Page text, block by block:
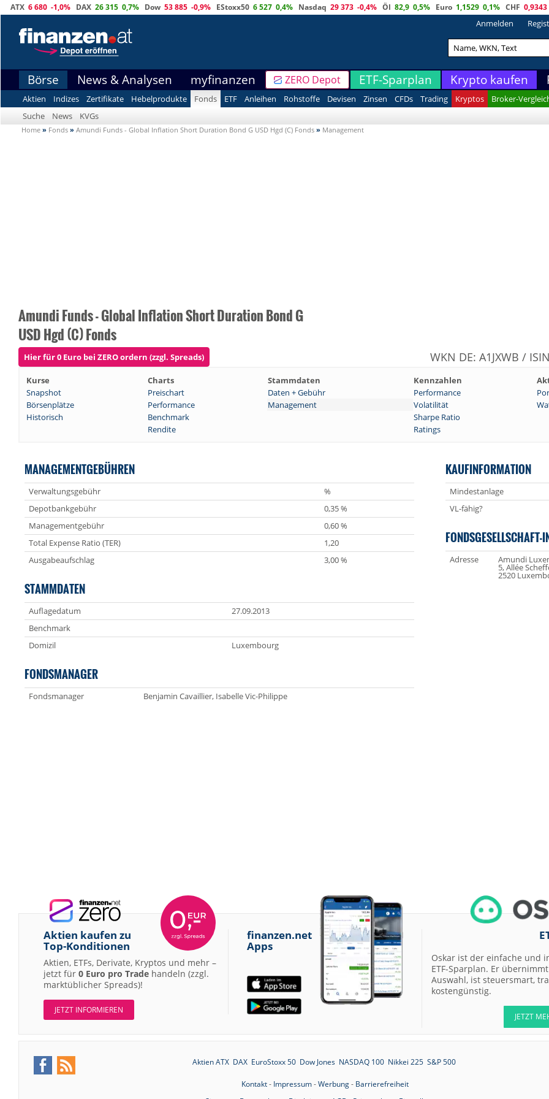
ATX 6 680 -1,0% DAX 26 315 0,7% Dow 53 885 -0,9% EStoxx50 6 527 0,4% Nasdaq 29 373 -0,4% Öl 82,9 0,5% Euro 1,1529 0,1% CHF 0,9343
Anmelden
Börse News & Analysen myfinanzen ZERO Depot ETF-Sparplan Krypto kaufen
Aktien Indizes Zertifikate Hebelprodukte Fonds ETF Anleihen Rohstoffe Devisen Zinsen CFDs Trading Kryptos Broker-
Suche
News KVGs
Home » Fonds » Amundi Funds - Global Inflation Short Duration Bond G USD Hgd (C) Fonds » Management
Amundi Funds - Global Inflation Short Duration Bond G
USD Hgd (C) Fonds
Hier für 0 Euro bei ZERO ordern (zzgl. Spreads) WKN DE: A1JXWB /
Kurse Charts Stammdaten Kennzahlen
Snapshot
Preischart Daten + Gebühr Performance
Börsenplätze
Performance Management Volatilität
Historisch
Benchmark
Sharpe Ratio
Rendite
Ratings
MANAGEMENTGEBÜHREN
Verwaltungsgebühr
%
Depotbankgebühr
0,35 %
Managementgebühr
0,60 %
Total Expense Ratio (TER)
1,20
Ausgabeaufschlag
3,00 %
STAMMDATEN
Auflagedatum
27.09.2013
Benchmark
Domizil
Luxembourg
FONDSMANAGER
Fondsmanager Benjamin Cavaillier, Isabelle Vic-Philippe
KAUFINFORMATION
Mindestanlage
VL-fähig?
FONDSGESELLSCHAFT-
Adresse Amundi
5, Allée
2520
Aktien kaufen zu
Top-Konditionen
Aktien, ETFs, Derivate, Kryptos und mehr –
jetzt für 0 Euro pro Trade handeln (zzgl.
marktüblicher Spreads)!
JETZT INFORMIEREN
finanzen.net
Apps
Oskar ist der einfache und
ETF-Sparplan. Er übernimmt
Auswahl, ist steuersmart,
kostengünstig.
JETZT
Aktien ATX DAX EuroStoxx 50 Dow Jones NASDAQ 100 Nikkei 225 S&P 500
Kontakt- Impressum-Werbung- Barrierefreiheit